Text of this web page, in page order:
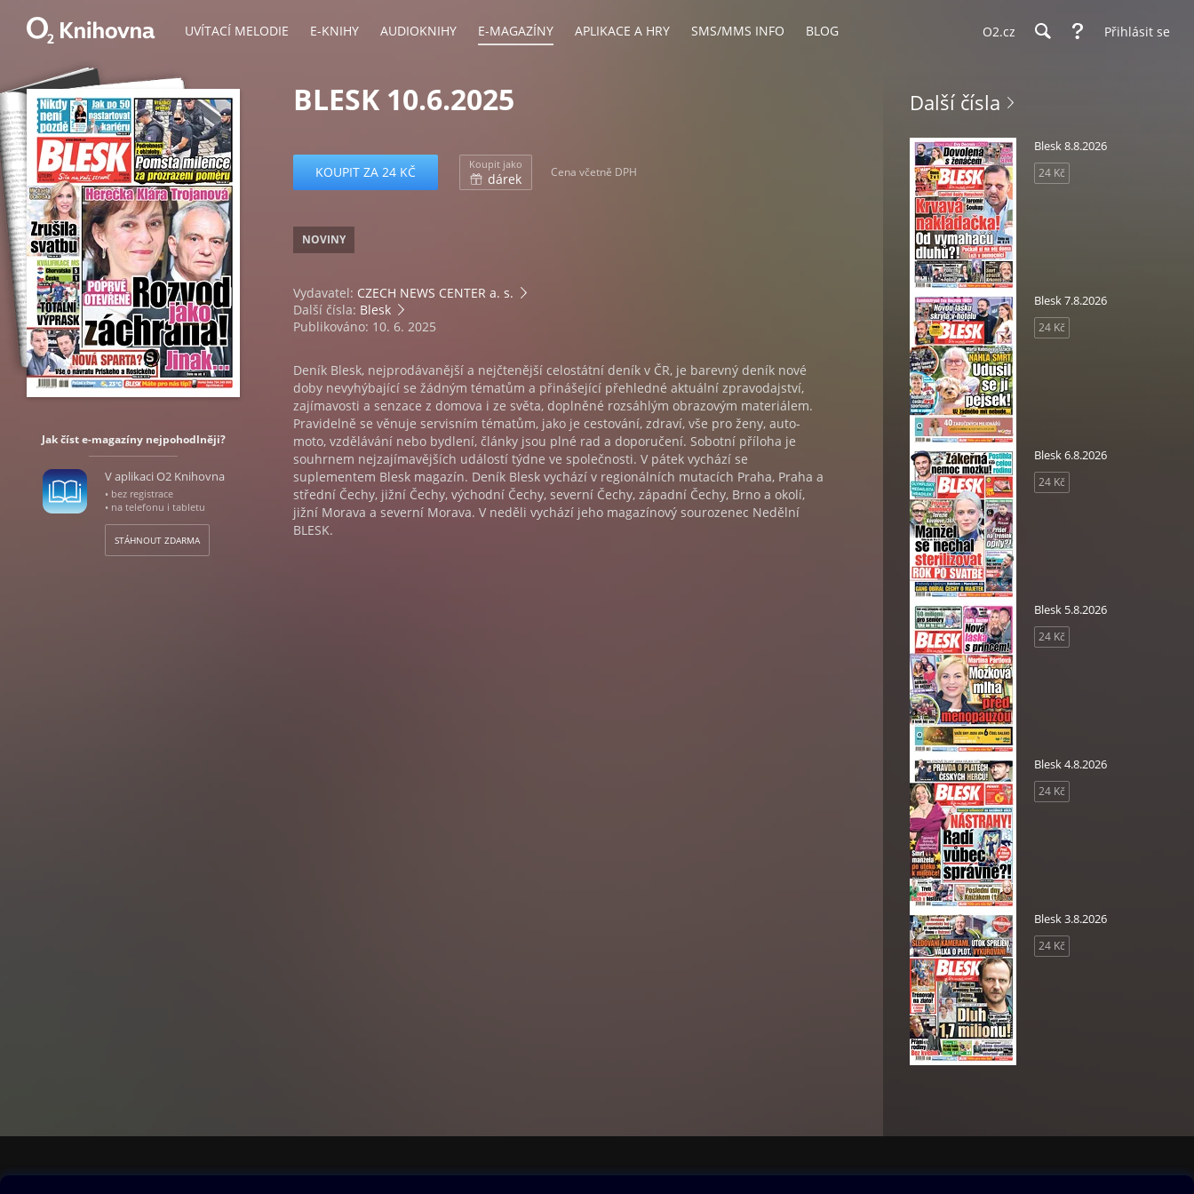
UVÍTACÍ MELODIE E-KNIHY AUDIOKNIHY E-MAGAZÍNY APLIKACE A HRY SMS/MMS INFO BLOG O2.cz Přihlásit se
Jak číst e-magazíny nejpohodlněji?
V aplikaci O2 Knihovna
• bez registrace
• na telefonu i tabletu
STÁHNOUT ZDARMA
BLESK 10.6.2025
KOUPIT ZA 24 KČ Koupit jako
dárek Cena včetně DPH
NOVINY
Vydavatel: CZECH NEWS CENTER a. s.
Další čísla: Blesk
Publikováno: 10. 6. 2025
Deník Blesk, nejprodávanější a nejčtenější celostátní deník v ČR, je barevný deník nové
doby nevyhýbající se žádným tématům a přinášející přehledné aktuální zpravodajství,
zajímavosti a senzace z domova i ze světa, doplněné rozsáhlým obrazovým materiálem.
Pravidelně se věnuje servisním tématům, jako je cestování, zdraví, vše pro ženy, auto-
moto, vzdělávání nebo bydlení, články jsou plné rad a doporučení. Sobotní příloha je
souhrnem nejzajímavějších událostí týdne ve společnosti. V pátek vychází se
suplementem Blesk magazín. Deník Blesk vychází v regionálních mutacích Praha, Praha a
střední Čechy, jižní Čechy, východní Čechy, severní Čechy, západní Čechy, Brno a okolí,
jižní Morava a severní Morava. V neděli vychází jeho magazínový sourozenec Nedělní
BLESK.
Další čísla
Blesk 8.8.2026
24 Kč
Blesk 7.8.2026
24 Kč
Blesk 6.8.2026
24 Kč
Blesk 5.8.2026
24 Kč
Blesk 4.8.2026
24 Kč
Blesk 3.8.2026
24 Kč